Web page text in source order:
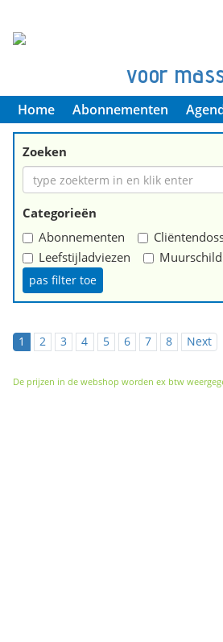
voor
Home Abonnementen
Zoeken
Categorieën
Abonnementen
Leefstijladviezen
Muurschild
1 2 3 4 5 6 7 8 Next
De prijzen in de webshop worden ex btw